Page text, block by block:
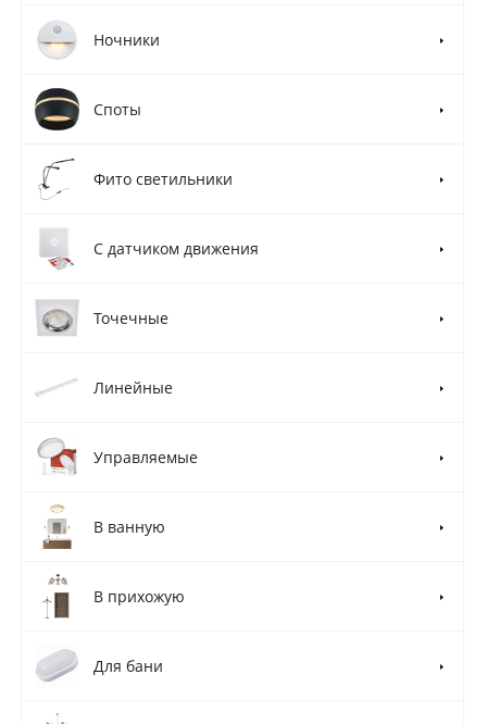
Ночники
Споты
Фито светильники
С датчиком движения
Точечные
Линейные
Управляемые
В ванную
В прихожую
Для бани